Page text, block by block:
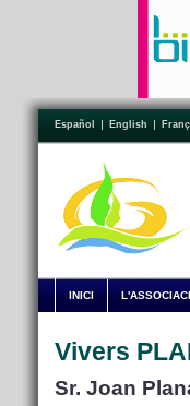
Español English
INICI
Vivers
Sr. Joan